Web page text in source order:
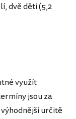
dvě děti (5,2
využít
jsou za
určitě